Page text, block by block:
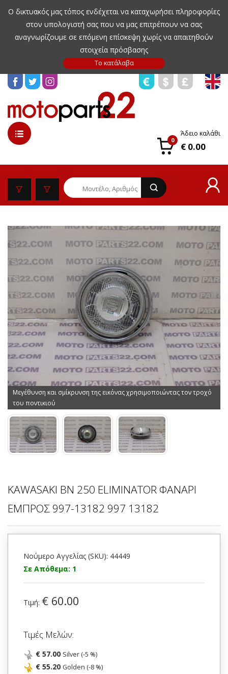
Ο δικτυακός μας τόπος ενδέχεται να καταχωρήσει πληροφορίες
στον υπολογιστή σας που να μας επιτρέπουν να σας
αναγνωρίζουμε σε επόμενη επίσκεψη χωρίς να απαιτηθούν
στοιχεία πρόσβασης
0
Άδειο καλάθι
€ 0.00
Μεγέθυνση και σμίκρυνση της εικόνας χρησιμοποιώντας τον τροχό
του ποντικιού
KAWASAKI BN 250 ELIMINATOR ΦΑΝΑΡΙ
ΕΜΠΡΟΣ 997-13182 997 13182
Νούμερο Αγγελίας (SKU): 44449
Σε Απόθεμα: 1
Τιμή: € 60.00
Τιμές Μελών:
€ 57.00 Silver (-5 %)
€ 55.20 Golden (-8 %)